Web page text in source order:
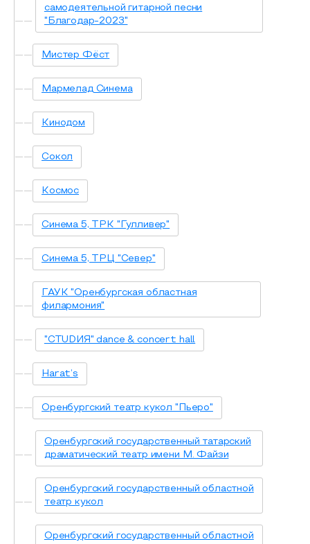
самодеятельной гитарной песни
"Благодар-2023"
Мистер Фёст
Мармелад Синема
Кинодом
Сокол
Космос
Синема 5, ТРК "Гулливер"
Синема 5, ТРЦ "Север"
ГАУК "Оренбургская областная
филармония"
"СТUDИЯ" dance & concert hall
Harat’s
Оренбургский театр кукол "Пьеро"
Оренбургский государственный татарский
драматический театр имени М. Файзи
Оренбургский государственный областной
театр кукол
Оренбургский государственный областной